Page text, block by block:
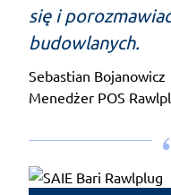
się i
budowlanych.
Sebastian Bojanowicz
Menedżer POS